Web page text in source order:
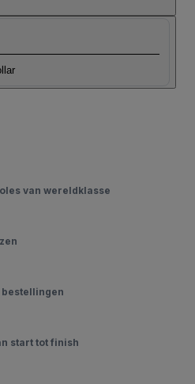
van wereldklasse
start tot finish